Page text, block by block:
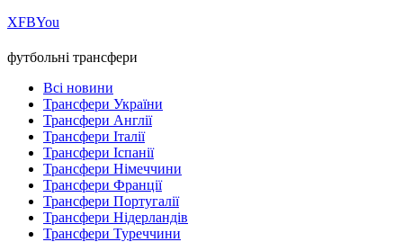
ХFBYou
футбольні трансфери
Всі новини
Трансфери України
Трансфери Англії
Трансфери Італії
Трансфери Іспанії
Трансфери Німеччини
Трансфери Франції
Трансфери Португалії
Трансфери Нідерландів
Трансфери Туреччини